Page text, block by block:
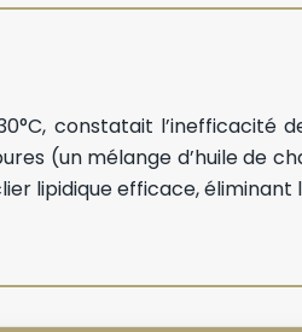
constatait l’inefficacité
(un mélange d’huile de
lipidique efficace,